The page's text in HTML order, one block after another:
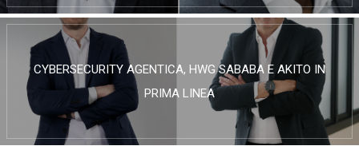
CYBERSECURITY AGENTICA, HWG SABABA E AKITO IN
PRIMA LINEA